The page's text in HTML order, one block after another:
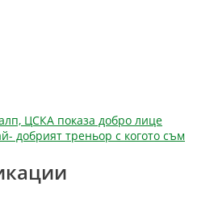
ЦСКА показа добро лице
добрият треньор с когото съм